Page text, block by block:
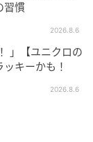
習慣
2026.8.6
」【ユニクロの
キーかも！
2026.8.6